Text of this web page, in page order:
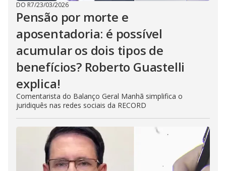
DO R7/23/03/2026
Pensão por morte e
aposentadoria: é possível
acumular os dois tipos de
benefícios? Roberto Guastelli
explica!
Comentarista do Balanço Geral Manhã simplifica o
juridiquês nas redes sociais da RECORD